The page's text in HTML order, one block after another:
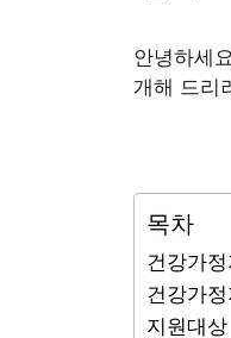
안녕하세
개해 드리
목차
건강가
건강가
지원대상